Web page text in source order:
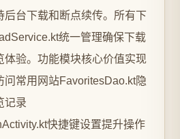
后台下载和断点续传。所有下
统一管理确保下载
体验。功能模块核心价值实现
问常用网站FavoritesDao.kt隐
记录
快捷键设置提升操作